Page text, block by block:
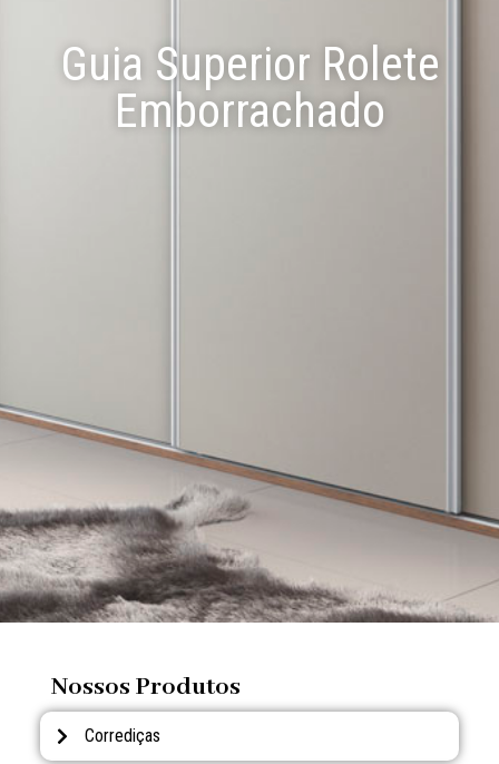
Guia Superior Rolete
Emborrachado
Nossos Produtos
Corrediças